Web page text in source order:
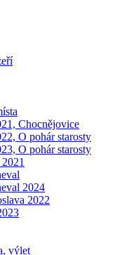
Chocnějovice
O pohár starosty
O pohár starosty
2024
2022
výlet